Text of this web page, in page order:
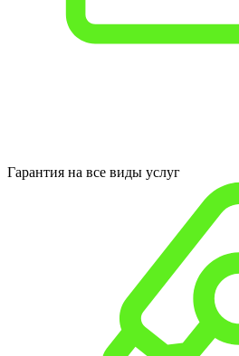
Гарантия на все виды услуг